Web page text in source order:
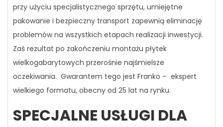
przy użyciu specjalistycznego sprzętu, umiejętne
pakowanie i bezpieczny transport zapewnią eliminację
problemów na wszystkich etapach realizacji inwestycji.
Zaś rezultat po zakończeniu montażu płytek
wielkogabarytowych przerośnie najśmielsze
oczekiwania. Gwarantem tego jest Franko – ekspert
wielkiego formatu, obecny od 25 lat na rynku.
SPECJALNE USŁUGI DLA